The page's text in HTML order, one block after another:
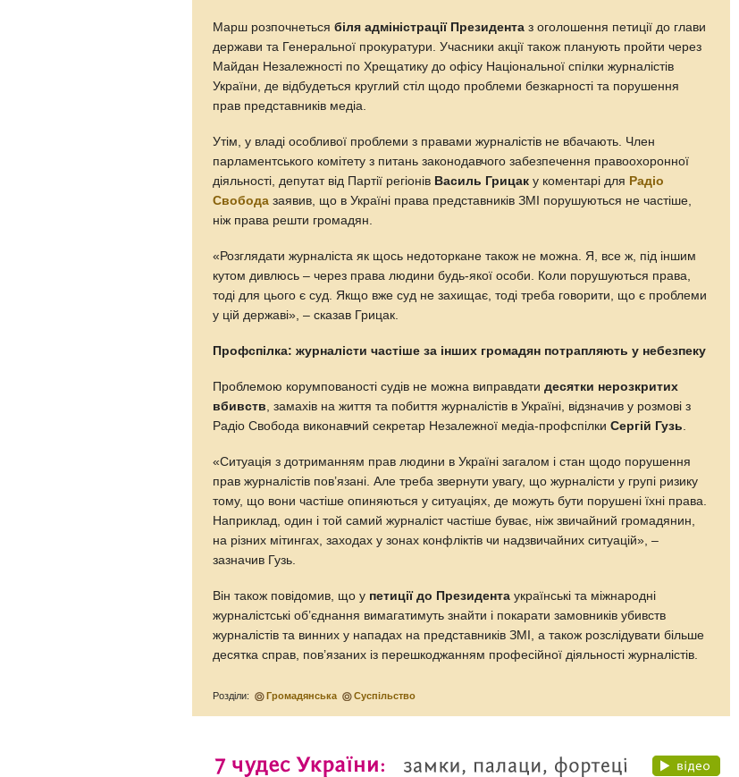
Марш розпочнетьсябіля адміністрації Президента з оголошення петиції до глави
держави та Генеральної прокуратури. Учасники акції також планують пройти через
Майдан Незалежності по Хрещатику до офісу Національної спілки журналістів
України, де відбудеться круглий стіл щодо проблеми безкарності та порушення
прав представників медіа.
Утім, у владі особливої проблеми з правами журналістів не вбачають. Член
парламентського комітету з питань законодавчого забезпечення правоохоронної
діяльності, депутат від Партії регіонів Василь Грицак у коментарі для Радіо
Свобода заявив, що в Україні права представників ЗМІ порушуються не частіше,
ніж права решти громадян.
«Розглядати журналіста як щось недоторкане також не можна. Я, все ж, під іншим
кутом дивлюсь – через права людини будь-якої особи. Коли порушуються права,
тоді для цього є суд. Якщо вже суд не захищає, тоді треба говорити, що є проблеми
у цій державі», – сказав Грицак.
Профспілка: журналісти частіше за інших громадян потрапляють у небезпеку
Проблемою корумпованості судів не можна виправдатидесятки нерозкритих
вбивств , замахів на життя та побиття журналістів в Україні, відзначив у розмові з
Радіо Свобода виконавчий секретар Незалежної медіа-профспілки Сергій Гузь
«Ситуація з дотриманням прав людини в Україні загалом і стан щодо порушення
прав журналістів пов’язані. Але треба звернути увагу, що журналісти у групі ризику
тому, що вони частіше опиняються у ситуаціях, де можуть бути порушені їхні права.
Наприклад, один і той самий журналіст частіше буває, ніж звичайний громадянин,
на різних мітингах, заходах у зонах конфліктів чи надзвичайних ситуацій», –
зазначив Гузь.
Він також повідомив, що у петиції до Президента українські та міжнародні
журналістські об’єднання вимагатимуть знайти і покарати замовників убивств
журналістів та винних у нападах на представників ЗМІ, а також розслідувати більше
десятка справ, пов’язаних із перешкоджанням професійної діяльності журналістів.
Розділи: Громадянська Суспільство